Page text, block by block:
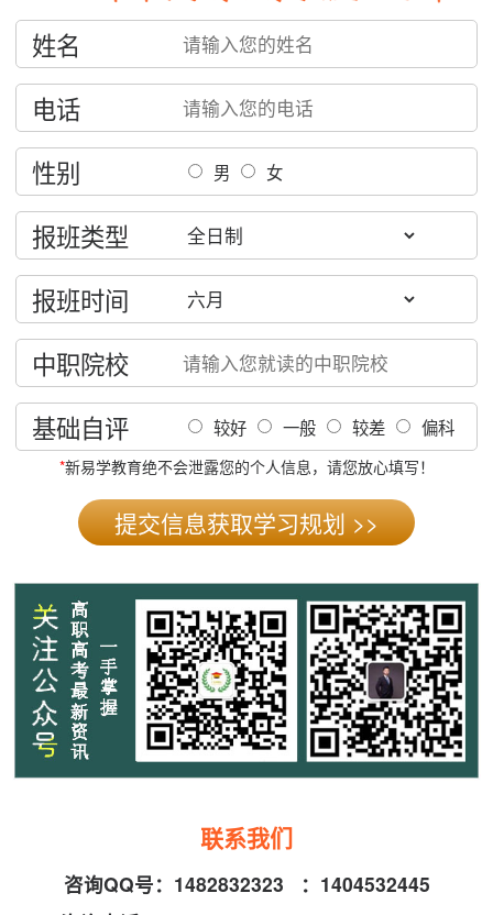
姓名
电话
性别
男 女
报班类型
报班时间
中职院校
基础自评
较好 一般 较差 偏科
*新易学教育绝不会泄露您的个人信息，请您放心填写！
联系我们
咨询QQ号： 1482832323 ： 1404532445